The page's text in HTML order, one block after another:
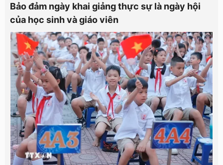
Bảo đảm ngày khai giảng thực sự là ngày hội
của học sinh và giáo viên